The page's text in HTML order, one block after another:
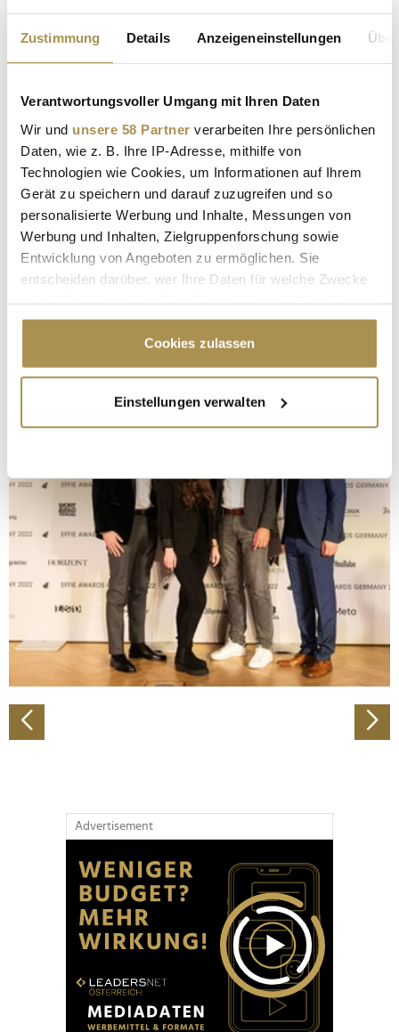
Zustimmung Details Anzeigeneinstellungen
Verantwortungsvoller Umgang mit Ihren Daten
Wir und unsere 58 Partner verarbeiten Ihre persönlichen
Daten, wie z. B. Ihre IP-Adresse, mithilfe von
Technologien wie Cookies, um Informationen auf Ihrem
Gerät zu speichern und darauf zuzugreifen und so
personalisierte Werbung und Inhalte, Messungen von
Werbung und Inhalten, Zielgruppenforschung sowie
Entwicklung von Angeboten zu ermöglichen. Sie
entscheiden darüber, wer Ihre Daten für welche Zwecke
Cookie-Erklärung oder durch Klicken auf das Privacy
Trigger Symbol ändern oder widerrufen
Informationen über Ihre geografische Lage
erfassen, welche bis auf einige Meter genau sein
bestimmten Merkmalen (Fingerprinting) identifizieren
Erfahren Sie mehr darüber, wie Ihre persönlichen Daten
verarbeitet werden, und legen Sie Ihre Präferenzen im
Abschnitt Einzelheitenfest.
Wir verwenden Cookies, um Inhalte und Anzeigen zu
personalisieren, Funktionen für soziale Medien anbieten
zu können und die Zugriffe auf unsere Website zu
analysieren. Außerdem geben wir Informationen zu Ihrer
Verwendung unserer Website an unsere Partner für
soziale Medien, Werbung und Analysen weiter. Unsere
Partner führen diese Informationen möglicherweise mit
Cookies zulassen
Einstellungen verwalten
Advertisement